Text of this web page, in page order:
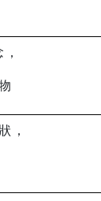
，